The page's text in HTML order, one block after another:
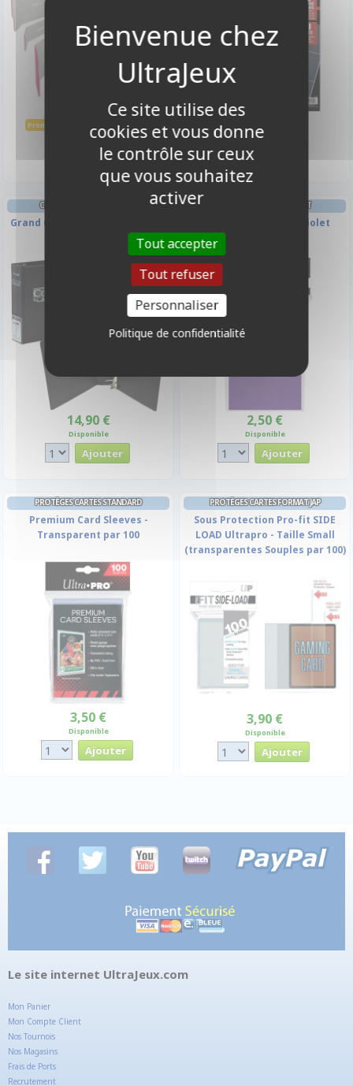
Promo -10% 29,90 €
Disponible Disponible
CLASSEURS ET/OU FEUILLES
Grand Classeur À Anneaux Noir
14,90 €
Disponible
DECK BOX ET RANGEMENT
Deck Box Ultrapro - Violet
2,50 €
Disponible
PROTÈGES CARTES STANDARD
Premium Card Sleeves -
Transparent par 100
3,50 €
Disponible
PROTÈGES CARTES FORMAT JAP
Sous Protection Pro-fit SIDE
LOAD Ultrapro - Taille Small
(transparentes Souples par 100)
3,90 €
Disponible
Le site internet UltraJeux.com
Mon Panier
Mon Compte Client
Nos Tournois
Nos Magasins
Frais de Ports
Recrutement
Ce site utilise des
cookies et vous donne
le contrôle sur ceux
que vous souhaitez
activer
Tout accepter
Tout refuser
Personnaliser
Politique de confidentialité